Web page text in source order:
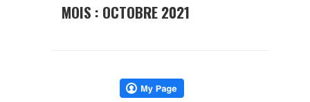
MOIS : OCTOBRE 2021